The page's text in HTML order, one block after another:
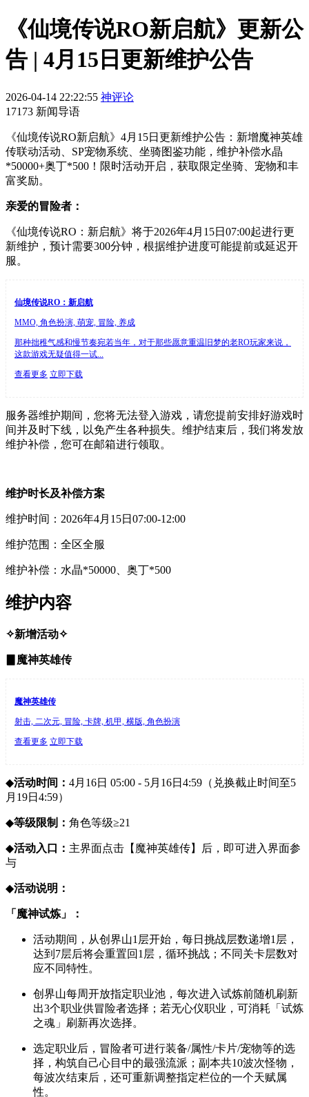
《仙境传说RO新启航》更新公
告 | 4月15日更新维护公告
2026-04-14 22:22:55 神评论
17173 新闻导语
《仙境传说RO新启航》4月15日更新维护公告：新增魔神英雄
传联动活动、SP宠物系统、坐骑图鉴功能，维护补偿水晶
*50000+奥丁*500！限时活动开启，获取限定坐骑、宠物和丰
富奖励。
亲爱的冒险者：
《仙境传说RO：新启航》将于2026年4月15日07:00起进行更
新维护，预计需要300分钟，根据维护进度可能提前或延迟开
服。
仙境传说RO：新启航
MMO, 角色扮演, 萌宠, 冒险, 养成
那种拙稚气感和慢节奏宛若当年，对于那些愿意重温旧梦的老RO玩家来说，
这款游戏无疑值得一试...
查看更多 立即下载
服务器维护期间，您将无法登入游戏，请您提前安排好游戏时
间并及时下线，以免产生各种损失。维护结束后，我们将发放
维护补偿，您可在邮箱进行领取。
维护时长及补偿方案
维护时间：2026年4月15日07:00-12:00
维护范围：全区全服
维护补偿：水晶*50000、奥丁*500
维护内容
✧新增活动✧
魔神英雄传
魔神英雄传
射击, 二次元, 冒险, 卡牌, 机甲, 横版, 角色扮演
查看更多 立即下载
◆活动时间： 4月16日 05:00 - 5月16日4:59（兑换截止时间至5
月19日4:59）
◆等级限制： 角色等级≥21
◆活动入口： 主界面点击【魔神英雄传】后，即可进入界面参
与
◆活动说明：
「魔神试炼」：
活动期间，从创界山1层开始，每日挑战层数递增1层，
达到7层后将会重置回1层，循环挑战；不同关卡层数对
应不同特性。
创界山每周开放指定职业池，每次进入试炼前随机刷新
出3个职业供冒险者选择；若无心仪职业，可消耗「试炼
之魂」刷新再次选择。
选定职业后，冒险者可进行装备/属性/卡片/宠物等的选
择，构筑自己心目中的最强流派；副本共10波次怪物，
每波次结束后，还可重新调整指定栏位的一个天赋属
性。